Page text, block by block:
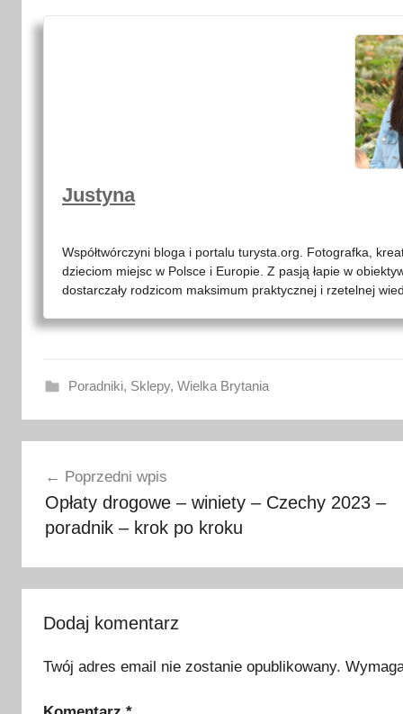
Justyna
Współtwórczyni bloga i portalu turysta.org. Fotografka,
dzieciom miejsc w Polsce i Europie. Z pasją łapie w
dostarczały rodzicom maksimum praktycznej i rzetelnej
Poradniki, Sklepy, Wielka Brytania
g
d
i
wpisuPoprzedni wpis
Opłaty drogowe – winiety – Czechy 2023 –
poradnik – krok po kroku
Dodaj komentarz
Twój adres email nie zostanie opublikowany.